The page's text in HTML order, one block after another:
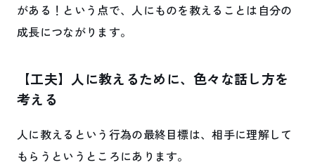
がある！という点で、人にものを教えることは自分の
成長につながります。
【工夫】人に教えるために、色々な話し方を
考える
人に教えるという行為の最終目標は、相手に理解して
もらうというところにあります。